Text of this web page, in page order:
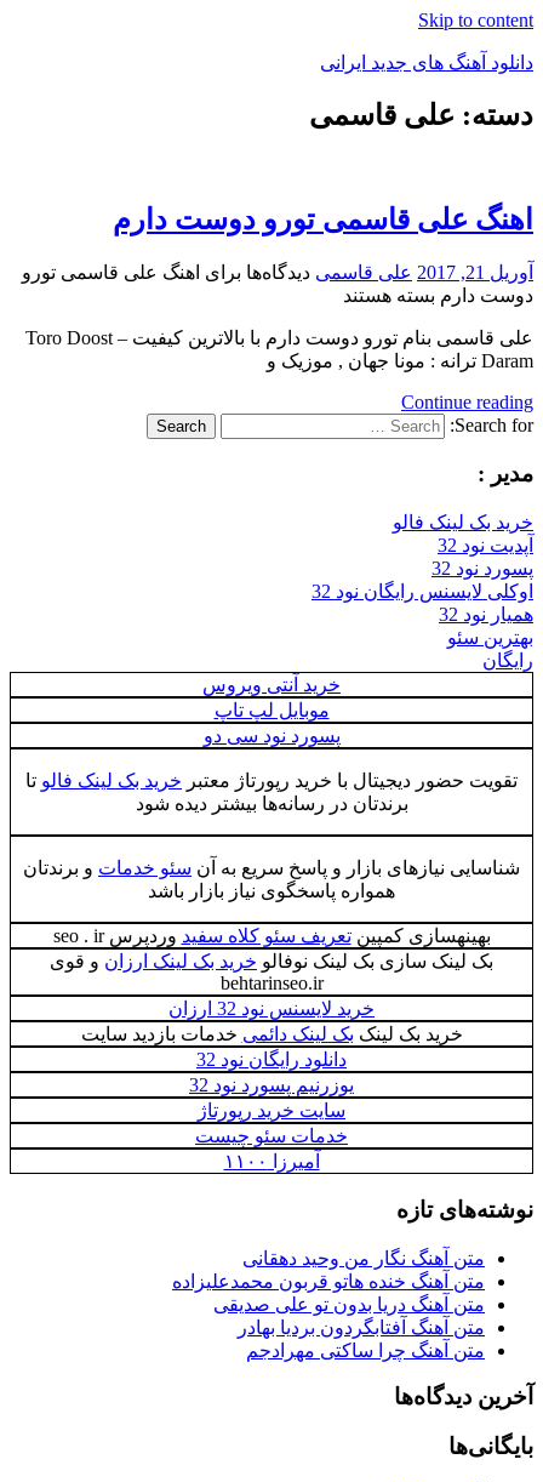
Skip to content
دانلود آهنگ های جدید ایرانی
دانلود
دسته: علی قاسمی
اهنگ علی قاسمی تورو دوست دارم
آوریل 21, 2017 علی قاسمی دیدگاه‌ها برای اهنگ علی قاسمی تورو
دوست دارم بسته هستند
علی قاسمی بنام تورو دوست دارم با بالاترین کیفیت – Toro Doost
Daram ترانه : مونا جهان , موزیک و
Continue reading
Search for:
Search
مدیر :
خرید بک لینک فالو
آپدیت نود 32
پسورد نود 32
اوکلی لایسنس رایگان نود 32
همیار نود 32
بهترین سئو
رایگان
خرید آنتی ویروس
موبایل لپ تاپ
پسورد نود سی دو
تقویت حضور دیجیتال با خرید رپورتاژ معتبر خرید بک لینک فالو تا
برندتان در رسانه‌ها بیشتر دیده شود
شناسایی نیازهای بازار و پاسخ سریع به آن سئو خدمات و برندتان
همواره پاسخگوی نیاز بازار باشد
بهینهسازی کمپینتعریف سئو کلاه سفید وردپرس seo . ir
بک لینک سازی بک لینک نوفالو خرید بک لینک ارزان و قوی
behtarinseo.ir
خرید لایسنس نود 32 ارزان
خرید بک لینک بک لینک دائمی خدمات بازدید سایت
دانلود رایگان نود 32
یوزرنیم پسورد نود 32
سایت خرید رپورتاژ
خدمات سئو چیست
آمیرزا ۱۱۰۰
نوشته‌های تازه
متن آهنگ نگار من وحید دهقانی
متن آهنگ خنده هاتو قربون محمدعلیزاده
متن آهنگ دریا بدون تو علی صدیقی
متن آهنگ آفتابگردون بردیا بهادر
متن آهنگ چرا ساکتی مهرادجم
آخرین دیدگاه‌ها
بایگانی‌ها